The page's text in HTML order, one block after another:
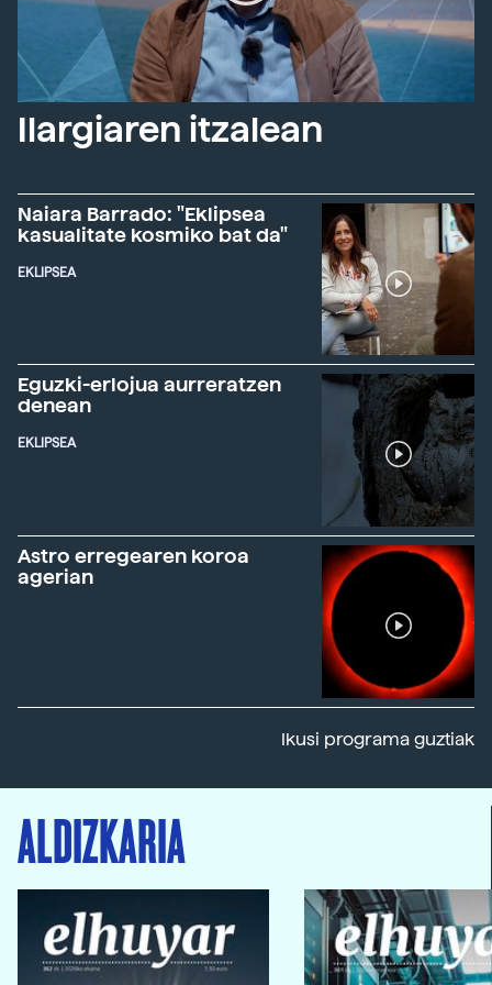
Ilargiaren itzalean
Naiara Barrado: "Eklipsea
kasualitate kosmiko bat da"
EKLIPSEA
Eguzki-erlojua aurreratzen
denean
EKLIPSEA
Astro erregearen koroa
agerian
Ikusi programa guztiak
ALDIZKARIA